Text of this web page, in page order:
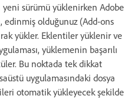
sürümü yüklenirken Adobe
edinmiş olduğunuz (Add-ons
yükler. Eklentiler yüklenir ve
yüklemenin başarılı
Bu noktada tek dikkat
uygulamasındaki dosya
otomatik yükleyecek şekilde